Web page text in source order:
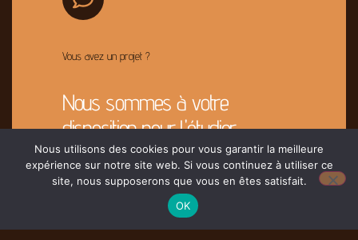
Vous avez un projet ?
Nous sommes à votre
disposition pour l'étudier
Contacter Nous
Nous utilisons des cookies pour vous garantir la meilleure
expérience sur notre site web. Si vous continuez à utiliser ce
site, nous supposerons que vous en êtes satisfait.
OK